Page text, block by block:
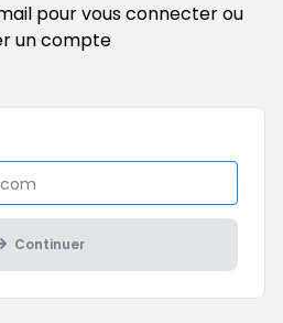
pour vous connecter ou
un compte
Continuer